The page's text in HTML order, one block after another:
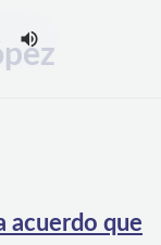
acuerdo que